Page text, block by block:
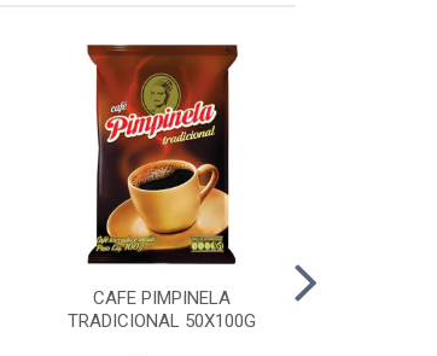
CAFE PIMPINELA
TRADICIONAL 50X100G